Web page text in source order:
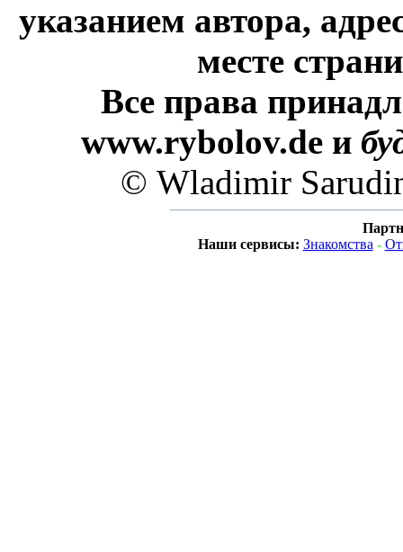
указанием автора,
месте
Все права
www.rybolov.de и
© Wladimir
Наши сервисы: Знакомства -